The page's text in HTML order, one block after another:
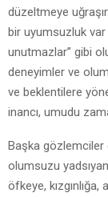
düzeltmeye
bir uyumsuzluk var
unutmazlar” gibi
deneyimler ve
ve beklentilere
inancı, umudu
Başka gözlemciler
olumsuzu
öfkeye,